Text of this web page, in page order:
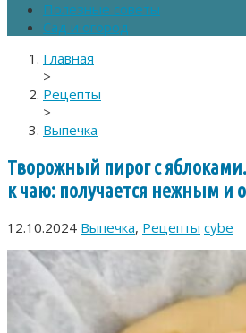
Полезные советы
Сад и огород
Главная
>
Рецепты
>
Выпечка
Творожный пирог с
к чаю: получается нежным и
12.10.2024 Выпечка, Рецепты cybe